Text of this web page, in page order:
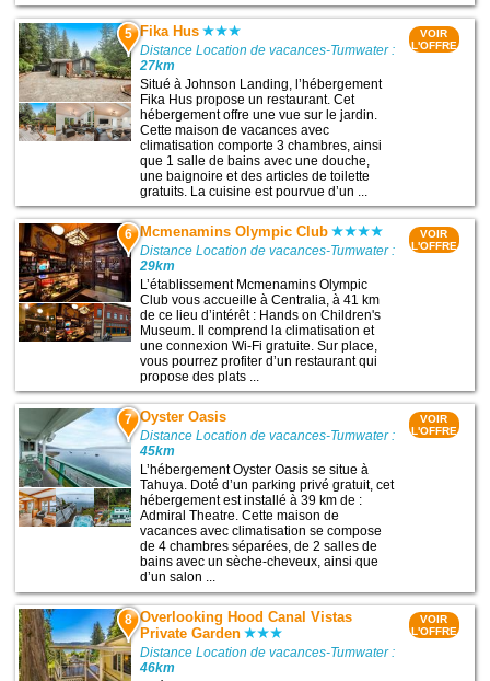
5 Fika Hus
Distance Location de vacances-Tumwater :
27km
Situé à Johnson Landing, l’hébergement
Fika Hus propose un restaurant. Cet
hébergement offre une vue sur le jardin.
Cette maison de vacances avec
climatisation comporte 3 chambres, ainsi
que 1 salle de bains avec une douche,
une baignoire et des articles de toilette
gratuits. La cuisine est pourvue d’un ...
VOIR
L'OFFRE
6 Mcmenamins Olympic Club
Distance Location de vacances-Tumwater :
29km
L’établissement Mcmenamins Olympic
Club vous accueille à Centralia, à 41 km
de ce lieu d’intérêt : Hands on Children's
Museum. Il comprend la climatisation et
une connexion Wi-Fi gratuite. Sur place,
vous pourrez profiter d’un restaurant qui
propose des plats ...
VOIR
L'OFFRE
7 Oyster Oasis
Distance Location de vacances-Tumwater :
45km
L’hébergement Oyster Oasis se situe à
Tahuya. Doté d’un parking privé gratuit, cet
hébergement est installé à 39 km de :
Admiral Theatre. Cette maison de
vacances avec climatisation se compose
de 4 chambres séparées, de 2 salles de
bains avec un sèche-cheveux, ainsi que
d’un salon ...
VOIR
L'OFFRE
8 Overlooking Hood Canal Vistas
Private Garden
Distance Location de vacances-Tumwater :
46km
VOIR
L'OFFRE